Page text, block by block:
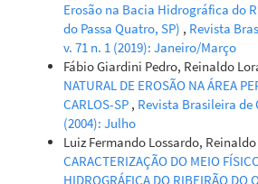
Gustavo Henrique Andrade da Cruz,
Emerenciano(2026)
Fragilidade Ambiental na Bacia
análise temporo-espacial e
Geografia (Londrina), 35(2), 151.
10.5433/2447-1747.2026v35n2p151
Erosão na Bacia Hidrográfica do
do Passa Quatro, SP) , Revista
v. 71 n. 1 (2019): Janeiro/Março
Fábio Giardini Pedro, Reinaldo
NATURAL DE EROSÃO NA ÁREA
CARLOS-SP , Revista Brasileira de
(2004): Julho
Luiz Fermando Lossardo,
CARACTERIZAÇÃO DO MEIO
HIDROGRÁFICA DO RIBEIRÃO DO